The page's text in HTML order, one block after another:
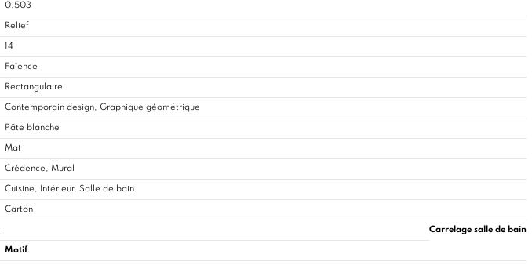
0.503
Relief
14
Faïence
Rectangulaire
Contemporain design, Graphique géométrique
Pâte blanche
Mat
Crédence, Mural
Cuisine, Intérieur, Salle de bain
Carton
Carrelage salle de bain
Motif